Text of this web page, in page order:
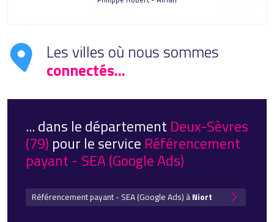
Les villes où nous sommes
connectés...
... dans le départementDeux-Sèvres
(79) pour le service Référencement
payant - SEA (Google Ads)
Référencement payant - SEA (Google Ads) à Niort